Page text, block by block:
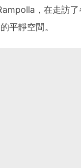
，在走訪了
平靜空間。